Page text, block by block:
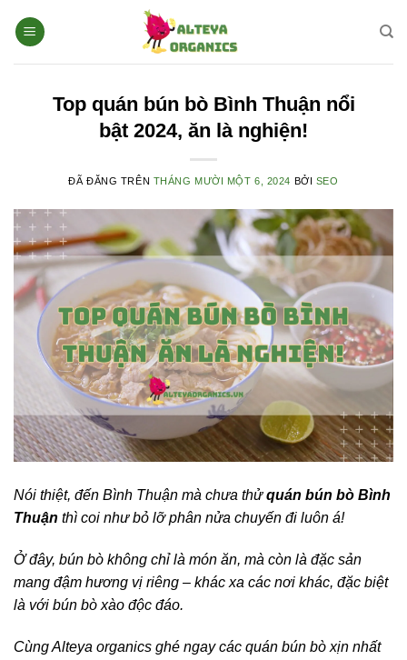
đến
Top quán bún bò Bình Thuận nổi
bật 2024, ăn là nghiện!
ĐÃ ĐĂNG TRÊN THÁNG MƯỜI MỘT 6, 2024 BỞI SEO
Nói thiệt, đến Bình Thuận mà chưa thửquán bún bò Bình
Thuận thì coi như bỏ lỡ phân nửa chuyến đi luôn á!
Ở đây, bún bò không chỉ là món ăn, mà còn là đặc sản
mang đậm hương vị riêng – khác xa các nơi khác, đặc biệt
là với bún bò xào độc đáo.
Cùng Alteya organics ghé ngay các quán bún bò xịn nhất